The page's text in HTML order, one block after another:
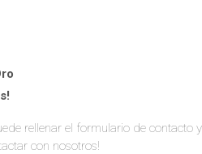
rellenar el formulario de
con nosotros!